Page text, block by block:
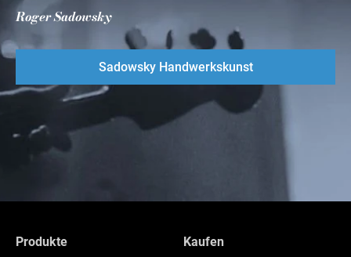
Roger Sadowsky
Sadowsky Handwerkskunst
Produkte Kaufen